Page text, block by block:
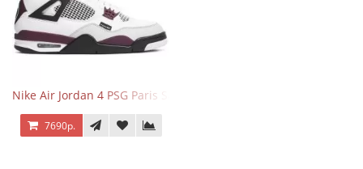
Nike Air Jordan 4 PSG Paris Saint Germain
7690р.